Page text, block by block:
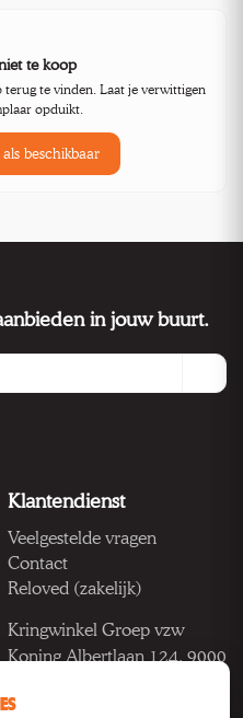
te koop
te vinden. Laat je verwittigen
opduikt.
beschikbaar
in jouw buurt.
Klantendienst
Veelgestelde vragen
Contact
Reloved (zakelijk)
Kringwinkel Groep vzw
Koning Albertlaan 124, 9000
BTW BE 1033.922.208